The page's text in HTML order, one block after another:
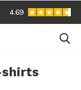
Gratis omruilen
4.69
shirts